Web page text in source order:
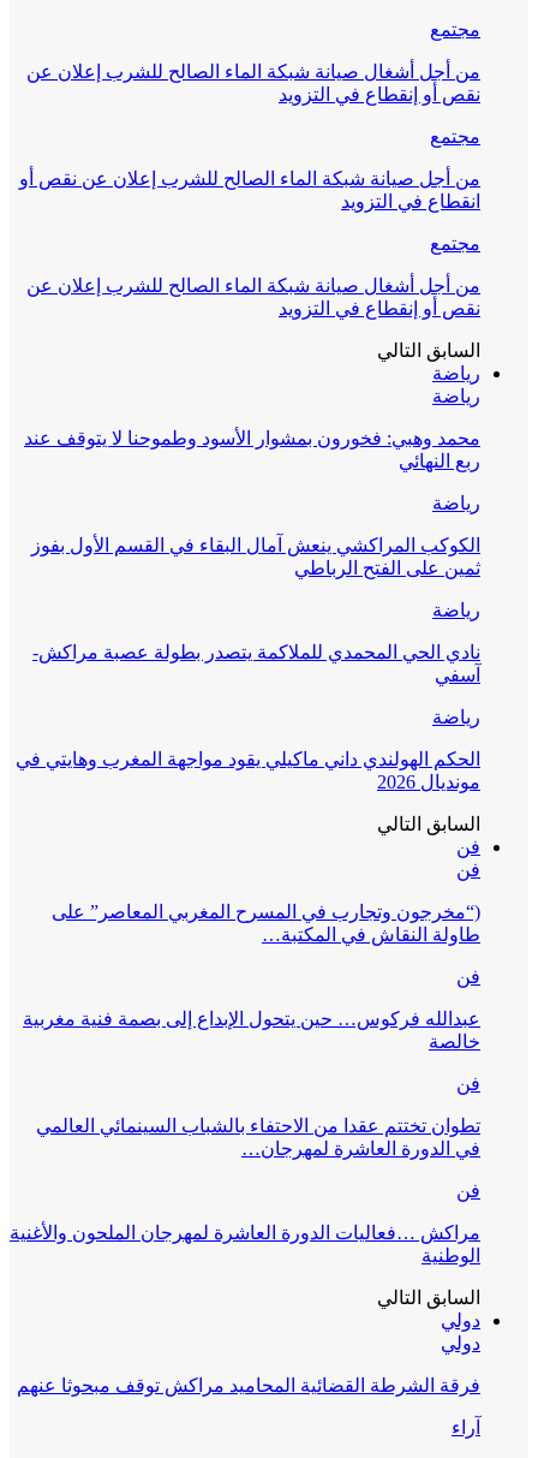
مجتمع
من أجل أشغال صيانة شبكة الماء الصالح للشرب إعلان عن
نقص أو إنقطاع في التزويد
مجتمع
من أجل صيانة شبكة الماء الصالح للشرب إعلان عن نقص أو
انقطاع في التزويد
مجتمع
من أجل أشغال صيانة شبكة الماء الصالح للشرب إعلان عن
نقص أو إنقطاع في التزويد
السابق التالي
رياضة
رياضة
محمد وهبي: فخورون بمشوار الأسود وطموحنا لا يتوقف عند
ربع النهائي
رياضة
الكوكب المراكشي ينعش آمال البقاء في القسم الأول بفوز
ثمين على الفتح الرباطي
رياضة
نادي الحي المحمدي للملاكمة يتصدر بطولة عصبة مراكش-
آسفي
رياضة
الحكم الهولندي داني ماكيلي يقود مواجهة المغرب وهايتي في
مونديال 2026
السابق التالي
فن
فن
(“مخرجون وتجارب في المسرح المغربي المعاصر” على
طاولة النقاش في المكتبة…
فن
عبدالله فركوس… حين يتحول الإبداع إلى بصمة فنية مغربية
خالصة
فن
تطوان تختتم عقدا من الاحتفاء بالشباب السينمائي العالمي
في الدورة العاشرة لمهرجان…
فن
مراكش …فعاليات الدورة العاشرة لمهرجان الملحون والأغنية
الوطنية
السابق التالي
دولي
دولي
فرقة الشرطة القضائية المحاميد مراكش توقف مبحوثا عنهم
آراء